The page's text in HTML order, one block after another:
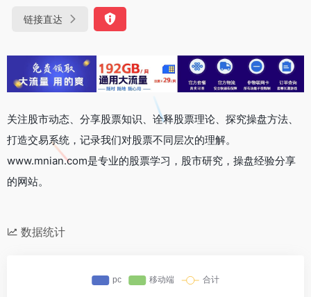
链接直达
关注股市动态、分享股票知识、诠释股票理论、探究操盘方法、
打造交易系统，记录我们对股票不同层次的理解。
www.mnian.com是专业的股票学习，股市研究，操盘经验分享
的网站。
数据统计